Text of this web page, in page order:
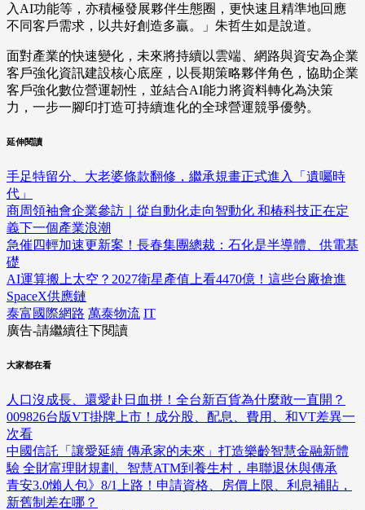
入AI功能等，亦積極發展夥伴生態圈，更快速且精準地回應
不同客戶需求，以共好創造多贏。」朱哲生如是說道。
面對產業的快速變化，未來將持續以雲端、網路與資安為企業
客戶強化資訊建設核心底座，以長期策略夥伴角色，協助企業
客戶強化數位營運韌性，並結合AI能力將資料轉化為決策
力，一步一腳印打造可持續進化的全球營運競爭優勢。
延伸閱讀
手足特留分、大老婆條款翻修，繼承規畫正式進入「遺囑時
代」
商周領袖會企業參訪｜從自動化走向智動化 和椿科技正在定
義下一個產業浪潮
急催四輕加速更新案！長春集團總裁：石化是半導體、供電基
礎
AI運算搬上太空？2027衛星產值上看4470億！這些台廠搶進
SpaceX供應鏈
泰富國際網路 萬泰物流 IT
廣告-請繼續往下閱讀
大家都在看
人口沒成長、還愛赴日血拼！全台新百貨為什麼敢一直開？
009826台版VT掛牌上市！成分股、配息、費用、和VT差異一
次看
中國信託「讓愛延續 傳承家的未來」打造樂齡智慧金融新體
驗 全財富理財規劃、智慧ATM到養生村，串聯退休與傳承
青安3.0懶人包》8/1上路！申請資格、房價上限、利息補貼，
新舊制差在哪？